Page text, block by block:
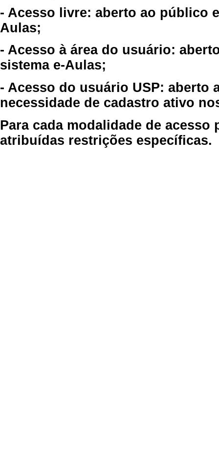
- Acesso livre: aberto ao público
Aulas;
- Acesso à área do usuário:
sistema e-Aulas;
- Acesso do usuário USP: aberto
necessidade de cadastro ativo
Para cada modalidade de
atribuídas restrições específicas.